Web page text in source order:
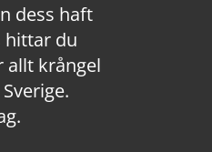
dess haft
hittar du
allt krångel